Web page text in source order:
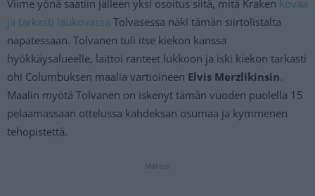
Viime yönä saatiin jälleen yksi osoitus siitä, mitä Kraken kovaa
ja tarkasti laukovassa Tolvasessa näki tämän siirtolistalta
napatessaan. Tolvanen tuli itse kiekon kanssa
hyökkäysalueelle, laittoi ranteet lukkoon ja iski kiekon tarkasti
ohi Columbuksen maalia vartioineen Elvis Merzlikinsin.
Maalin myötä Tolvanen on iskenyt tämän vuoden puolella 15
pelaamassaan ottelussa kahdeksan osumaa ja kymmenen
tehopistettä.
Mainos: